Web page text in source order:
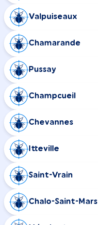
Valpuiseaux
Chamarande
Pussay
Champcueil
Chevannes
Itteville
Saint-Vrain
Chalo-Saint-Mars